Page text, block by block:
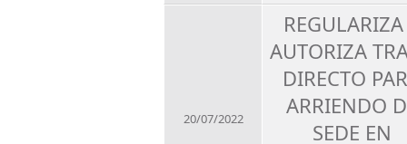
20/07/2022
AUTORIZA
DIRECTO
ARRIENDO
SEDE EN